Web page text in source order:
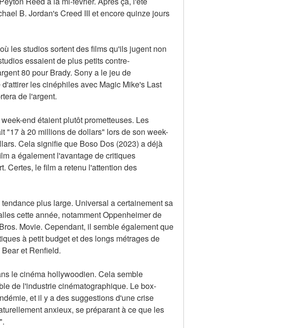
B. Jordan's Creed III et encore quinze jours
les studios sortent des films qu'ils jugent non
essaient de plus petits contre-
80 pour Brady. Sony a le jeu de
les cinéphiles avec Magic Mike's Last
de l'argent.
end étaient plutôt prometteuses. Les
"17 à 20 millions de dollars" lors de son week-
Cela signifie que Boso Dos (2023) a déjà
a également l'avantage de critiques
Certes, le film a retenu l'attention des
plus large. Universal a certainement sa
cette année, notamment Oppenheimer de
Movie. Cependant, il semble également que
à petit budget et des longs métrages de
et Renfield.
le cinéma hollywoodien. Cela semble
de l'industrie cinématographique. Le box-
et il y a des suggestions d'une crise
anxieux, se préparant à ce que les